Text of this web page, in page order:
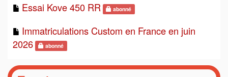
Essai Kove 450 RR abonné
Immatriculations Custom en France en juin
2026
abonné